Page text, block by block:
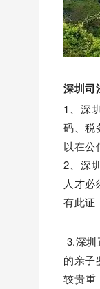
深圳司
1、深
码、税
以在公
2、深
人才
有此证
3.深
的亲子
较贵重